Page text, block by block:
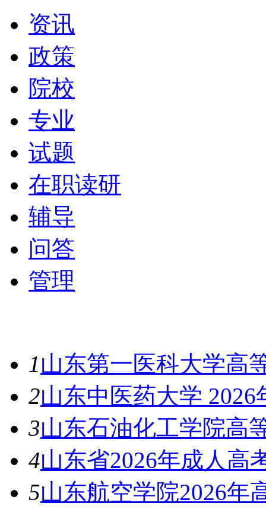
资讯
政策
院校
专业
试题
在职读研
辅导
问答
管理
1山东第一医科大学高
2山东中医药大学
3山东石油化工学院高
4山东省2026年成人高
5山东航空学院2026年